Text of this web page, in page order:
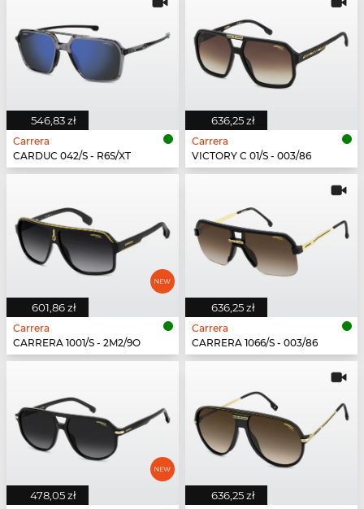
546,83 zł
Carrera
CARDUC 042/S - R6S/XT
636,25 zł
Carrera
VICTORY C 01/S - 003/86
601,86 zł
Carrera
CARRERA 1001/S - 2M2/9O
636,25 zł
Carrera
CARRERA 1066/S - 003/86
478,05 zł 636,25 zł